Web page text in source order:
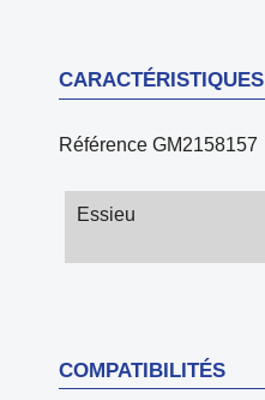
CARACTÉRISTIQUES
Référence GM2158157
Essieu
COMPATIBILITÉS